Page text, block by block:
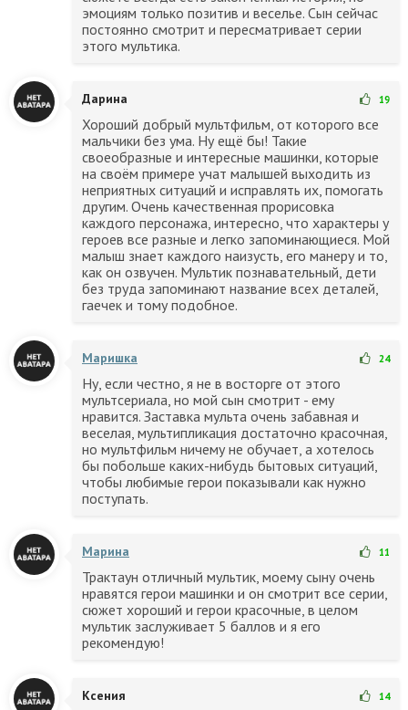
эмоциям только позитив и веселье. Сын сейчас
постоянно смотрит и пересматривает серии
этого мультика.
Дарина 19
Хороший добрый мультфильм, от которого все
мальчики без ума. Ну ещё бы! Такие
своеобразные и интересные машинки, которые
на своём примере учат малышей выходить из
неприятных ситуаций и исправлять их, помогать
другим. Очень качественная прорисовка
каждого персонажа, интересно, что характеры у
героев все разные и легко запоминающиеся. Мой
малыш знает каждого наизусть, его манеру и то,
как он озвучен. Мультик познавательный, дети
без труда запоминают название всех деталей,
гаечек и тому подобное.
Маришка 24
Ну, если честно, я не в восторге от этого
мультсериала, но мой сын смотрит - ему
нравится. Заставка мульта очень забавная и
веселая, мультипликация достаточно красочная,
но мультфильм ничему не обучает, а хотелось
бы побольше каких-нибудь бытовых ситуаций,
чтобы любимые герои показывали как нужно
поступать.
Марина 11
Трактаун отличный мультик, моему сыну очень
нравятся герои машинки и он смотрит все серии,
сюжет хороший и герои красочные, в целом
мультик заслуживает 5 баллов и я его
рекомендую!
Ксения 14